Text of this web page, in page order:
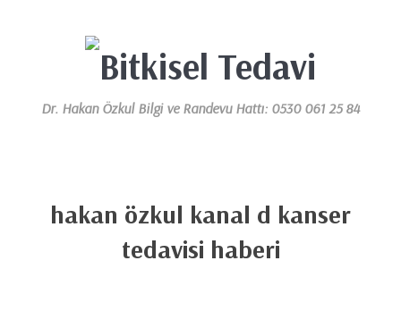
Dr. Hakan Özkul Bilgi ve Randevu Hattı: 0530 061 25 84
hakan özkul kanal d kanser
tedavisi haberi